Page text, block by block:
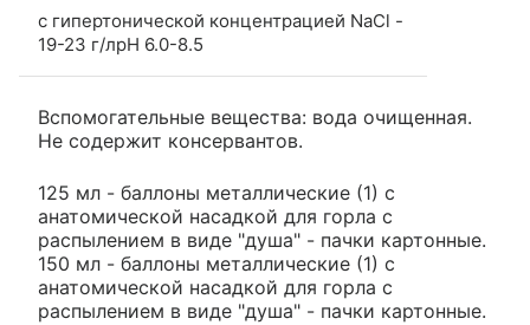
с гипертонической концентрацией NaCl -
19-23 г/лpH 6.0-8.5
Вспомогательные вещества: вода очищенная.
Не содержит консервантов.
125 мл - баллоны металлические (1) с
анатомической насадкой для горла с
распылением в виде "душа" - пачки картонные.
150 мл - баллоны металлические (1) с
анатомической насадкой для горла с
распылением в виде "душа" - пачки картонные.